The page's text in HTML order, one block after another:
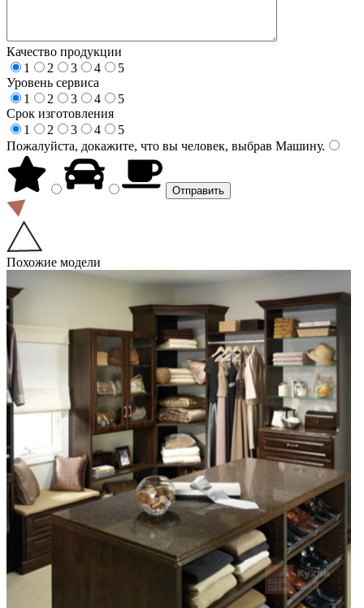
Качество продукции
1
2 3 4
5
Уровень сервиса
1
2 3 4
5
Срок изготовления
1
2 3 4
5
Пожалуйста, докажите, что вы человек, выбрав Машину.
Похожие модели